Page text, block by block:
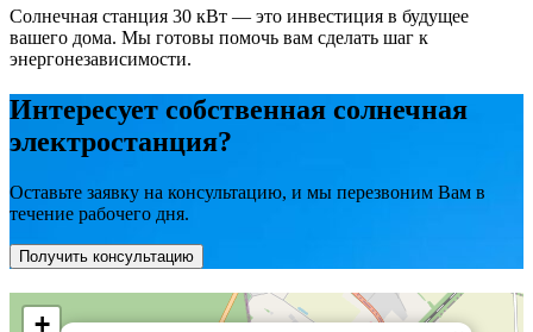
Солнечная станция 30 кВт — это инвестиция в будущее
вашего дома. Мы готовы помочь вам сделать шаг к
энергонезависимости.
Интересует собственная солнечная
электростанция?
Оставьте заявку на консультацию, и мы перезвоним Вам в
течение рабочего дня.
Получить консультацию
+